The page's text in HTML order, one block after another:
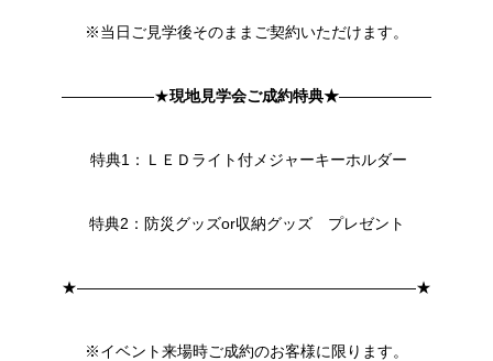
※当日ご見学後そのままご契約いただけます。
――――――★現地見学会ご成約特典★――――――
特典1：ＬＥＤライト付メジャーキーホルダー
特典2：防災グッズor収納グッズ プレゼント
★――――――――――――――――――――――★
※イベント来場時ご成約のお客様に限ります。